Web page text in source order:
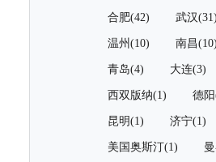
合肥(42) 武汉(31)
温州(10) 南昌(10)
青岛(4) 大连(3)
西双版纳(1) 德
昆明(1) 济宁(1)
美国奥斯汀(1)